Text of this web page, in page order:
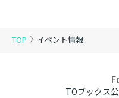
TOP イベント情報
TOブックス